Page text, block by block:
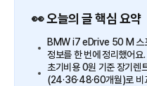
👀 오늘의 글 핵심 요약
BMW i7 eDrive 50 M 스
정보를 한 번에 정리했어요.
초기비용 0원 기준 장기렌
(24·36·48·60개월)로 비